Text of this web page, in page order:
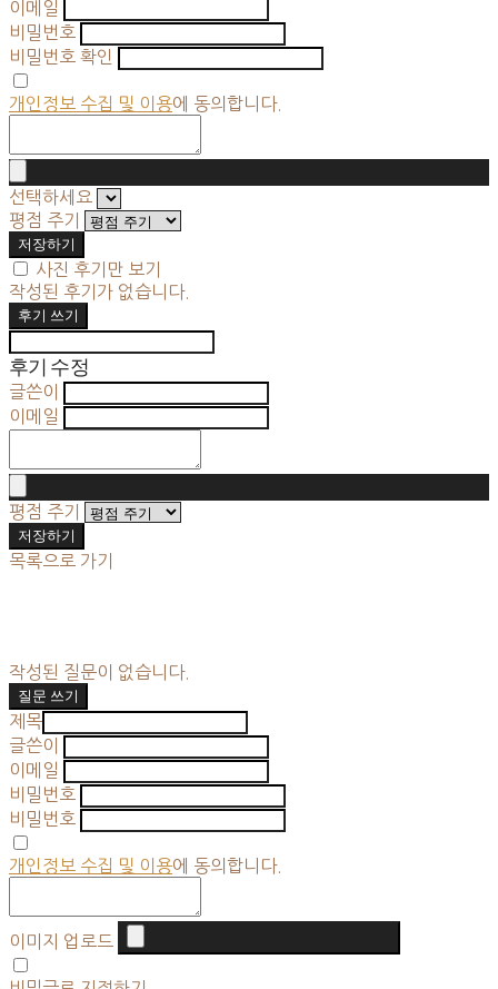
이메일
비밀번호
비밀번호 확인
개인정보 수집 및 이용에 동의합니다.
선택하세요
평점 주기
저장하기
사진 후기만 보기
작성된 후기가 없습니다.
후기 쓰기
후기 수정
글쓴이
이메일
평점 주기
저장하기
목록으로 가기
작성된 질문이 없습니다.
질문 쓰기
제목
글쓴이
이메일
비밀번호
비밀번호
개인정보 수집 및 이용에 동의합니다.
이미지 업로드